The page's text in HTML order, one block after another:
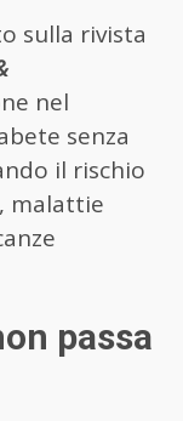
sulla rivista
nel
senza
il rischio
malattie
passa